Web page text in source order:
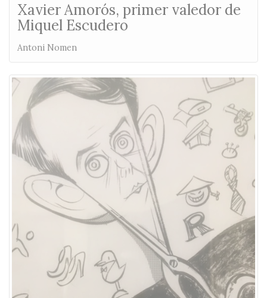
Xavier Amorós, primer valedor de
Miquel Escudero
Antoni Nomen